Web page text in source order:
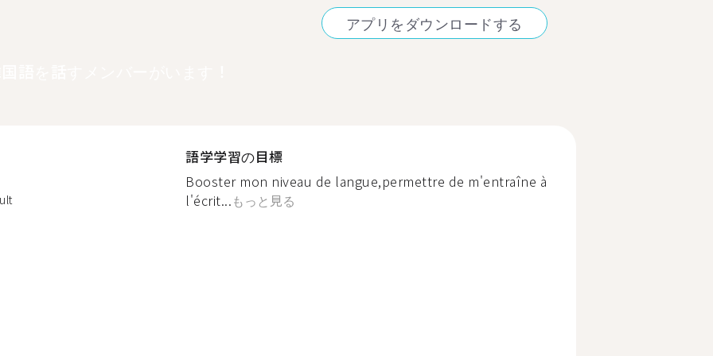
アプリをダウンロードする
語学学習の目標
Booster mon niveau de langue,permettre de m'entraîne à
l'écrit...もっと見る